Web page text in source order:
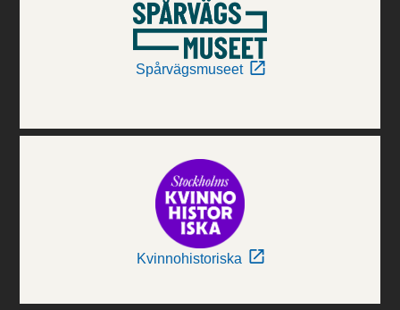
Spårvägsmuseet
Kvinnohistoriska